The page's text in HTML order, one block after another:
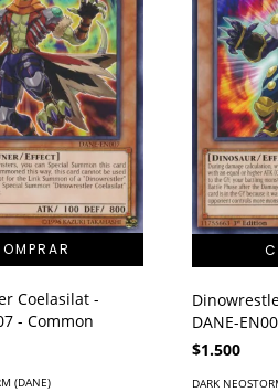
Coelasilat -
- Common
(DANE)
DANE-
$1.500
DARK